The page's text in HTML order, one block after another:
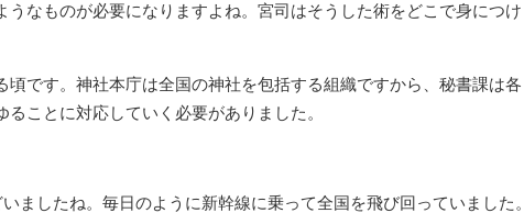
うなものが必要になりますよね。宮司はそうした術をどこで身につけ
頃です。神社本庁は全国の神社を包括する組織ですから、秘書課は各
ことに対応していく必要がありました。
ましたね。毎日のように新幹線に乗って全国を飛び回っていました。